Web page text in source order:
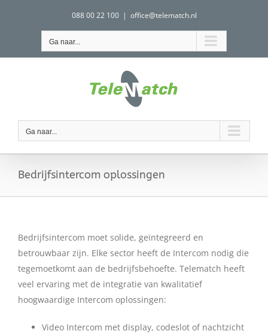
088 00 22 100 | office@telematch.nl
Ga naar...
Ga naar...
Bedrijfsintercom oplossingen
Bedrijfsintercom moet solide, geïntegreerd en
betrouwbaar zijn. Elke sector heeft de Intercom nodig die
tegemoetkomt aan de bedrijfsbehoefte. Telematch heeft
veel ervaring met de integratie van kwalitatief
hoogwaardige Intercom oplossingen:
Video Intercom met display, codeslot of nachtzicht